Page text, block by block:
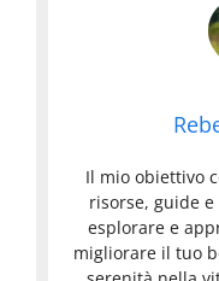
Il mio obiettivo
risorse, guide
esplorare e
migliorare il tuo